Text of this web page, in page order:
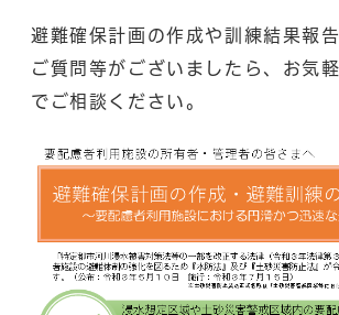
避難確保計画の作成や訓練結果報
ご質問等がございましたら、お気
でご相談ください。